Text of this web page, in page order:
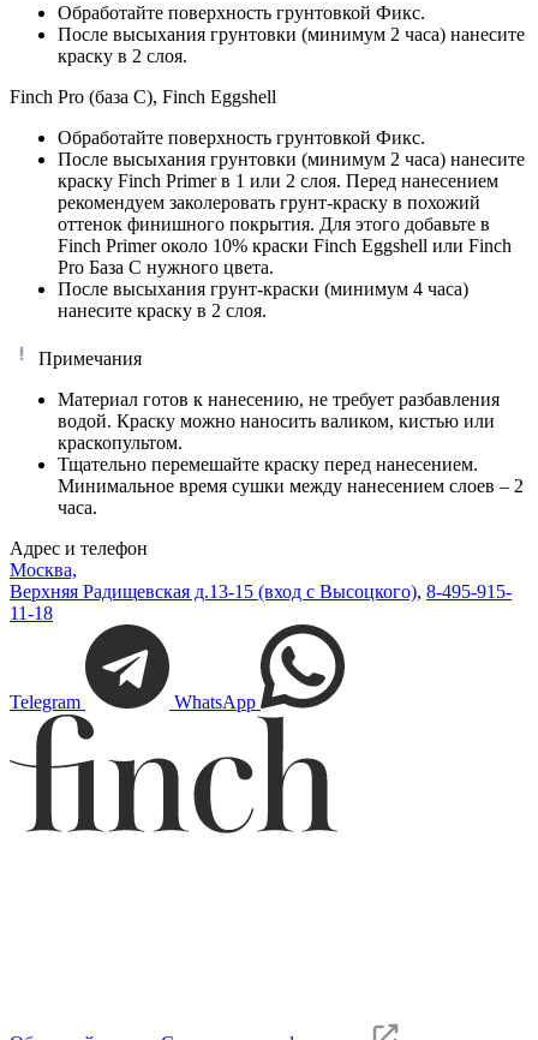
Обработайте поверхность грунтовкой Фикс.
После высыхания грунтовки (минимум 2 часа) нанесите
краску в 2 слоя.
Finch Pro (база C), Finch Eggshell
Обработайте поверхность грунтовкой Фикс.
После высыхания грунтовки (минимум 2 часа) нанесите
краску Finch Primer в 1 или 2 слоя. Перед нанесением
рекомендуем заколеровать грунт-краску в похожий
оттенок финишного покрытия. Для этого добавьте в
Finch Primer около 10% краски Finch Eggshell или Finch
Pro База C нужного цвета.
После высыхания грунт-краски (минимум 4 часа)
нанесите краску в 2 слоя.
Примечания
Материал готов к нанесению, не требует разбавления
водой. Краску можно наносить валиком, кистью или
краскопультом.
Тщательно перемешайте краску перед нанесением.
Минимальное время сушки между нанесением слоев – 2
часа.
Адрес и телефон
Москва,
Верхняя Радищевская д.13-15 (вход с Высоцкого), 8-495-915-
11-18
Telegram WhatsApp